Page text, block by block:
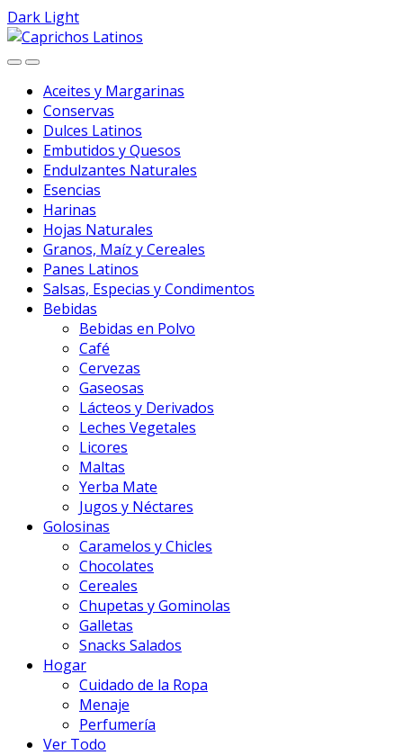
Dark Light
Skip
to
Skip
to
Aceites y Margarinas
Conservas
Dulces Latinos
Embutidos y Quesos
Endulzantes Naturales
Esencias
Harinas
Hojas Naturales
Granos, Maíz y Cereales
Panes Latinos
Salsas, Especias y Condimentos
Bebidas
Bebidas en Polvo
Café
Cervezas
Gaseosas
Lácteos y Derivados
Leches Vegetales
Licores
Maltas
Yerba Mate
Jugos y Néctares
Golosinas
Caramelos y Chicles
Chocolates
Cereales
Chupetas y Gominolas
Galletas
Snacks Salados
Hogar
Cuidado de la Ropa
Menaje
Perfumería
Ver Todo